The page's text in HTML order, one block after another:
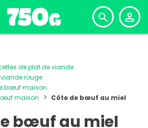
de plat de viande
viande rouge
bœuf maison
maison
Côte de bœuf au miel
bœuf au miel